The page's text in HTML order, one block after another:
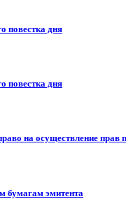
повестка дня
повестка дня
на осуществление прав
бумагам эмитента